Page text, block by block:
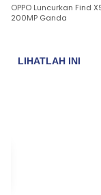
OPPO Luncurkan Find
200MP Ganda